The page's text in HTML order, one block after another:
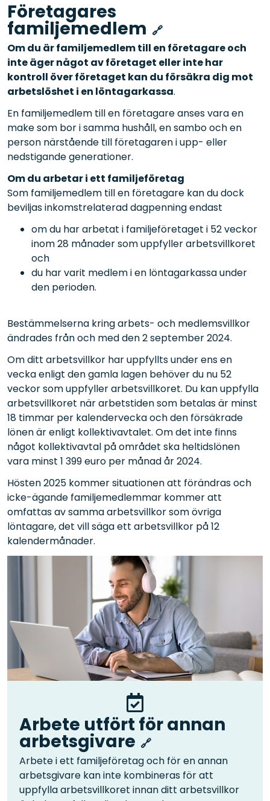
Om du är familjemedlem till en företagare och
inte äger något av företaget eller inte har
kontroll över företaget kan du försäkra dig mot
arbetslöshet i en löntagarkassa.
En familjemedlem till en företagare anses vara en
make som bor i samma hushåll, en sambo och en
person närstående till företagaren i upp- eller
nedstigande generationer.
Om du arbetar i ett familjeföretag
Som familjemedlem till en företagare kan du dock
beviljas inkomstrelaterad dagpenning endast
om du har arbetat i familjeföretaget i 52 veckor
inom 28 månader som uppfyller arbetsvillkoret
och
du har varit medlem i en löntagarkassa under
den perioden.
Bestämmelserna kring arbets- och medlemsvillkor
ändrades från och med den 2 september 2024.
Om ditt arbetsvillkor har uppfyllts under ens en
vecka enligt den gamla lagen behöver du nu 52
veckor som uppfyller arbetsvillkoret. Du kan uppfylla
arbetsvillkoret när arbetstiden som betalas är minst
18 timmar per kalendervecka och den försäkrade
lönen är enligt kollektivavtalet. Om det inte finns
något kollektivavtal på området ska heltidslönen
vara minst 1 399 euro per månad år 2024.
Hösten 2025 kommer situationen att förändras och
icke-ägande familjemedlemmar kommer att
omfattas av samma arbetsvillkor som övriga
löntagare, det vill säga ett arbetsvillkor på 12
kalendermånader.
Arbete utfört för annan
arbetsgivare
Arbete i ett familjeföretag och för en annan
arbetsgivare kan inte kombineras för att
uppfylla arbetsvillkoret innan ditt arbetsvillkor
Företagares
familjemedlem